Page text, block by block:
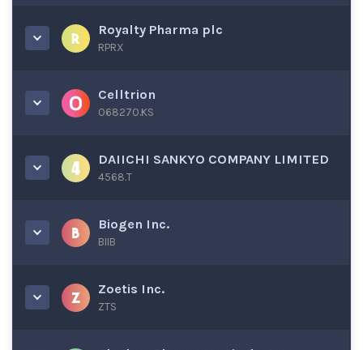
Royalty Pharma plc
RPRX
Celltrion
068270.KS
DAIICHI SANKYO COMPANY LIMITED
4568.T
Biogen Inc.
BIIB
Zoetis Inc.
ZTS